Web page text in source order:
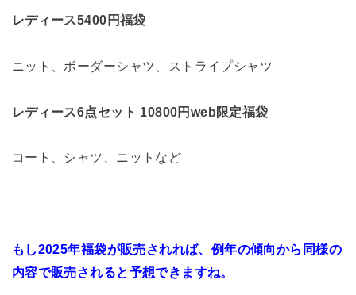
レディース5400円福袋
ニット、ボーダーシャツ、ストライプシャツ
レディース6点セット 10800円web限定福袋
コート、シャツ、ニットなど
もし2025年福袋が販売されれば、例年の傾向から同様の
内容で販売されると予想できますね。